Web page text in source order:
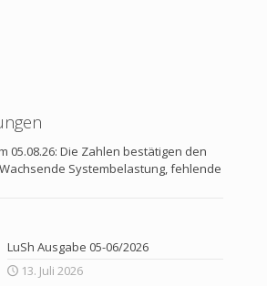
05.08.26: Die Zahlen bestätigen den
Systembelastung, fehlende
LuSh Ausgabe 05-06/2026
13. Juli 2026